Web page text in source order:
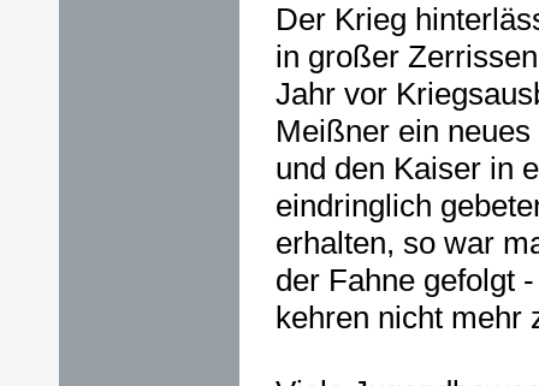
Der Krieg
in großer
Jahr vor
Meißner ein
und den Kaiser in
eindringlich
erhalten, so war
der Fahne gefolgt
kehren nicht mehr